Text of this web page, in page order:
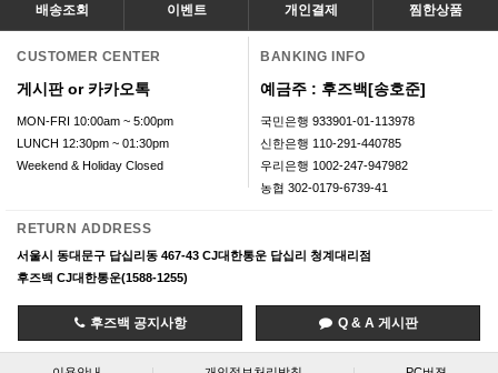
배송조회 이벤트 개인결제 찜한상품
CUSTOMER CENTER
게시판 or 카카오톡
MON-FRI 10:00am ~ 5:00pm
LUNCH 12:30pm ~ 01:30pm
Weekend & Holiday Closed
BANKING INFO
예금주 : 후즈백[송호준]
국민은행 933901-01-113978
신한은행 110-291-440785
우리은행 1002-247-947982
농협 302-0179-6739-41
RETURN ADDRESS
서울시 동대문구 답십리동 467-43 CJ대한통운 답십리 청계대리점
후즈백 CJ대한통운(1588-1255)
후즈백 공지사항 Q & A 게시판